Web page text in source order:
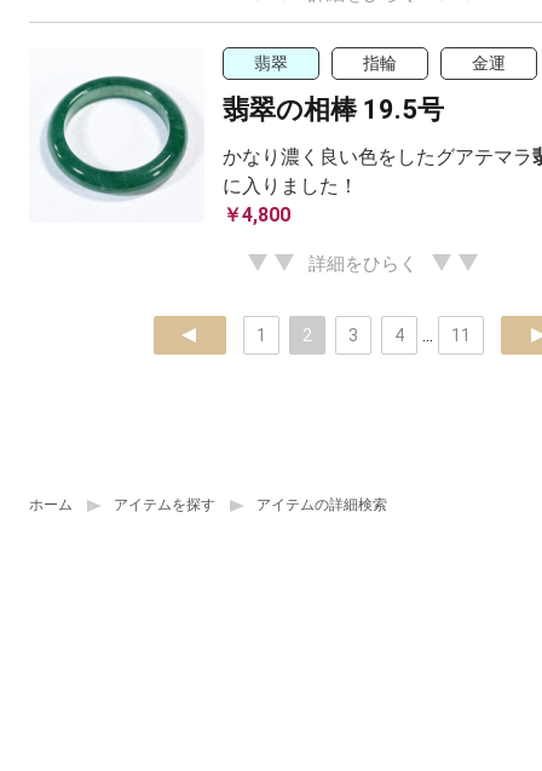
ホーム アイテムを探す アイテムの詳細検索
翡翠 指輪 金運
翡翠の相棒 19.5号
かなり濃く良い色をしたグアテマラ
に入りました！
￥4,800
詳細をひらく
prev 1 2 3 4 11